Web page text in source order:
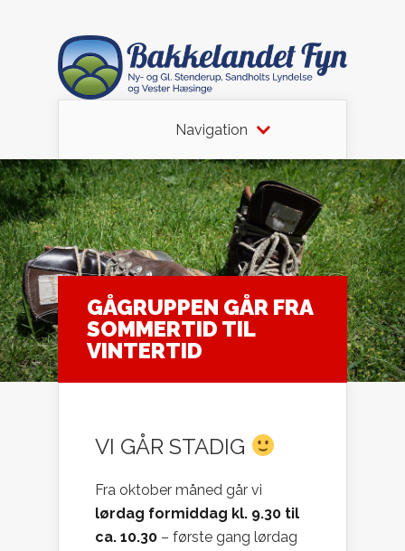
Navigation
GÅGRUPPEN GÅR FRA
SOMMERTID TIL
VINTERTID
VI GÅR STADIG
Fra oktober måned går vi
lørdag formiddag kl. 9.30 til
ca. 10.30 – første gang lørdag